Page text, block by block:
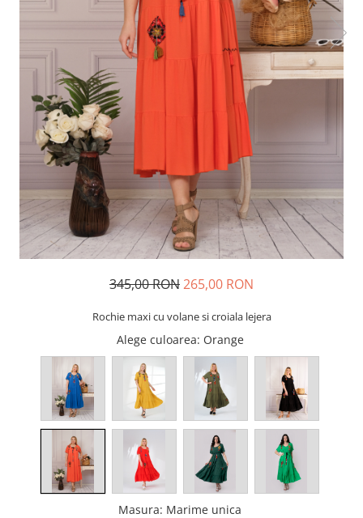
345,00 RON265,00 RON
Rochie maxi cu volane si croiala lejera
Alege culoarea: Orange
Masura: Marime unica